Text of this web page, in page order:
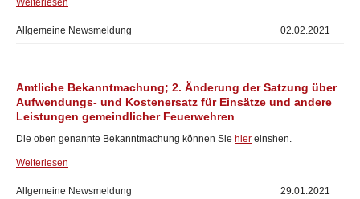
Weiterlesen
02.02.2021
Allgemeine Newsmeldung
Amtliche Bekanntmachung; 2. Änderung der Satzung über
Aufwendungs- und Kostenersatz für Einsätze und andere
Leistungen gemeindlicher Feuerwehren
Die oben genannte Bekanntmachung können Sie hier einshen.
Weiterlesen
29.01.2021
Allgemeine Newsmeldung